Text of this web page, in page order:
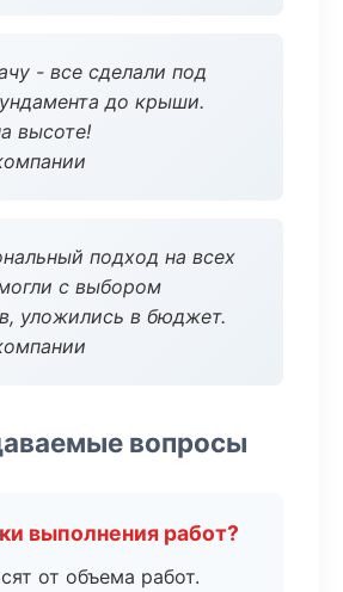
- все сделали под
до крыши.
высоте!
подход на всех
с выбором
уложились в бюджет.
вопросы
выполнения работ?
от объема работ.